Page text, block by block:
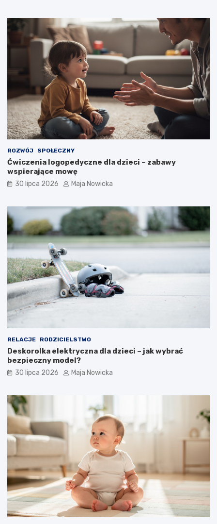
ROZWÓJ SPOŁECZNY
Ćwiczenia logopedyczne dla dzieci – zabawy
wspierające mowę
30 lipca 2026 Maja Nowicka
RELACJE RODZICIELSTWO
Deskorolka elektryczna dla dzieci – jak wybrać
bezpieczny model?
30 lipca 2026 Maja Nowicka